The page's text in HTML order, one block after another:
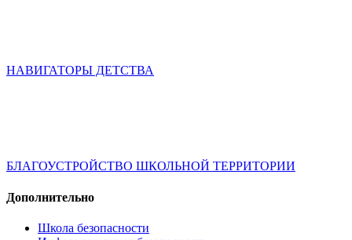
НАВИГАТОРЫ ДЕТСТВА
БЛАГОУСТРОЙСТВО ШКОЛЬНОЙ ТЕРРИТОРИИ
Дополнительно
Школа безопасности